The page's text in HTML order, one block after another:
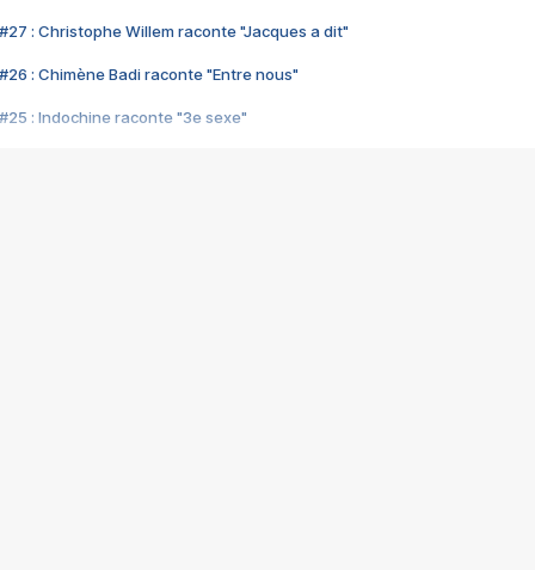
#27 : Christophe Willem raconte "Jacques a dit"
#26 : Chimène Badi raconte "Entre nous"
#25 : Indochine raconte "3e sexe"